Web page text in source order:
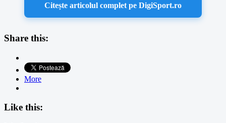
Citește articolul complet pe DigiSport.ro
Share this:
More
Like this: